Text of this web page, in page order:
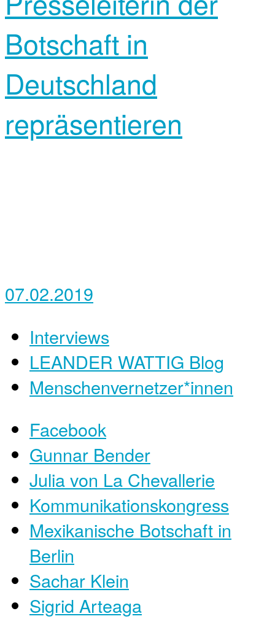
Botschaft in
Deutschland
repräsentieren
07.02.2019
Interviews
LEANDER WATTIG Blog
Menschenvernetzer*innen
Facebook
Gunnar Bender
Julia von La Chevallerie
Kommunikationskongress
Mexikanische Botschaft in
Berlin
Sachar Klein
Sigrid Arteaga